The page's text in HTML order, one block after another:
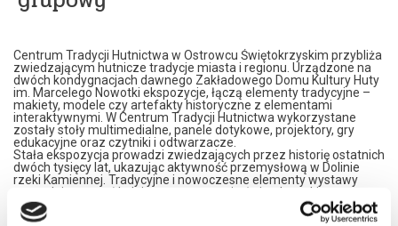
Centrum Tradycji Hutnictwa w Ostrowcu Świętokrzyskim przybliża
zwiedzającym hutnicze tradycje miasta i regionu. Urządzone na
dwóch kondygnacjach dawnego Zakładowego Domu Kultury Huty
im. Marcelego Nowotki ekspozycje, łączą elementy tradycyjne –
makiety, modele czy artefakty historyczne z elementami
interaktywnymi. W Centrum Tradycji Hutnictwa wykorzystane
zostały stoły multimedialne, panele dotykowe, projektory, gry
edukacyjne oraz czytniki i odtwarzacze.
Stała ekspozycja prowadzi zwiedzających przez historię ostatnich
dwóch tysięcy lat, ukazując aktywność przemysłową w Dolinie
rzeki Kamiennej. Tradycyjne i nowoczesne elementy wystawy
pozwalają poznać kolejne etapy rozwoju świętokrzyskiego
hutnictwa, węglarstwa i kolejnictwa, włączając widzów do
wykonywania interaktywnych zadań.